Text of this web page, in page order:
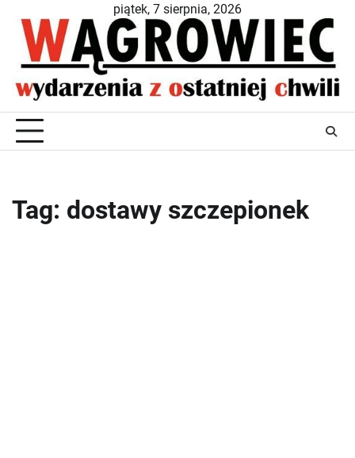
content
piątek, 7 sierpnia, 2026
Tag: dostawy szczepionek